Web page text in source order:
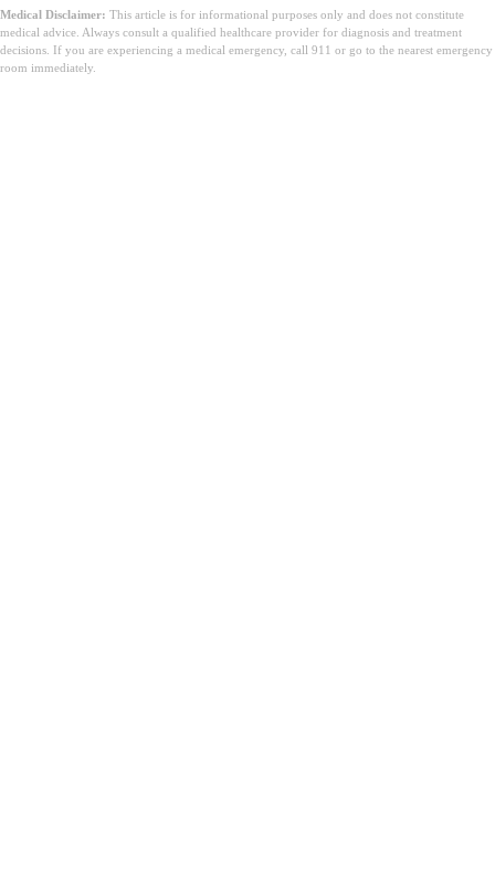
Medical Disclaimer: This article is for informational purposes only and does not constitute
medical advice. Always consult a qualified healthcare provider for diagnosis and treatment
decisions. If you are experiencing a medical emergency, call 911 or go to the nearest emergency
room immediately.